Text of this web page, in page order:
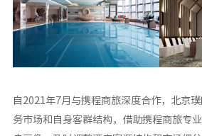
自2021年7月与携程商旅深度合作，北京
务市场和自身客群结构，借助携程商旅专